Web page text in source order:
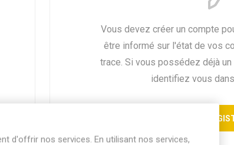
Vous devez créer un compte
être informé sur l'état de vos
trace. Si vous possédez déjà
identifiez vous
d'offrir nos services. En utilisant nos services,